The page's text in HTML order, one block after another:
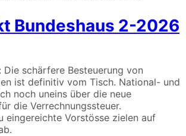
Bundeshaus 2-2026
Die schärfere Besteuerung von
ist definitiv vom Tisch. National- und
noch uneins über die neue
die Verrechnungssteuer.
eingereichte Vorstösse zielen auf